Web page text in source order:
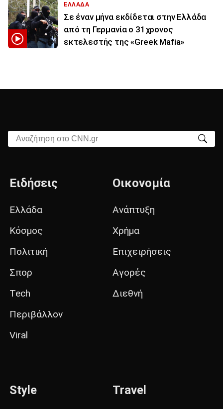
ΕΛΛΑΔΑ
Σε έναν μήνα εκδίδεται στην Ελλάδα
από τη Γερμανία ο 31χρονος
εκτελεστής της «Greek Mafia»
Αναζήτηση στο CNN.gr
Ειδήσεις
Ελλάδα
Κόσμος
Πολιτική
Σπορ
Tech
Περιβάλλον
Viral
Οικονομία
Ανάπτυξη
Χρήμα
Επιχειρήσεις
Αγορές
Διεθνή
Style Travel